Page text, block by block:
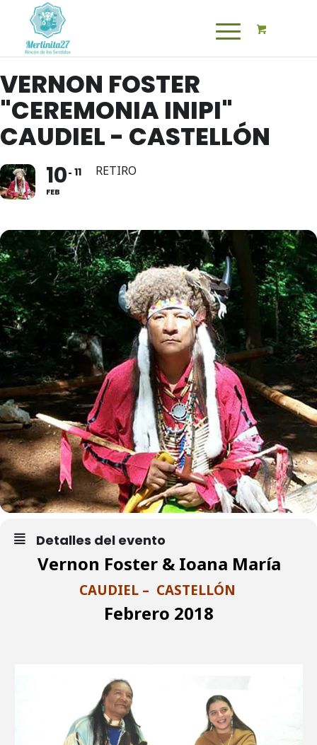
VERNON FOSTER
"CEREMONIA INIPI"
CAUDIEL - CASTELLÓN
10
FEB
11 RETIRO
Detalles del evento
Vernon Foster &Ioana María
CAUDIEL – CASTELLÓN
Febrero 2018